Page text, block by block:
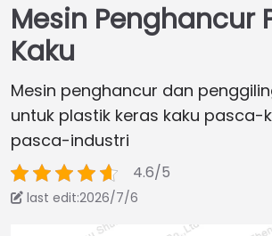
Mesin Penghancur
Kaku
Mesin penghancur dan
untuk plastik keras kaku pasca-
pasca-industri
4.6/5
last edit:2026/7/6